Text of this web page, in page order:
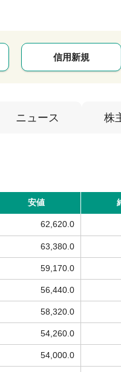
信用新規
ニュース 株
安値
62,620.0
63,380.0
59,170.0
56,440.0
58,320.0
54,260.0
54,000.0